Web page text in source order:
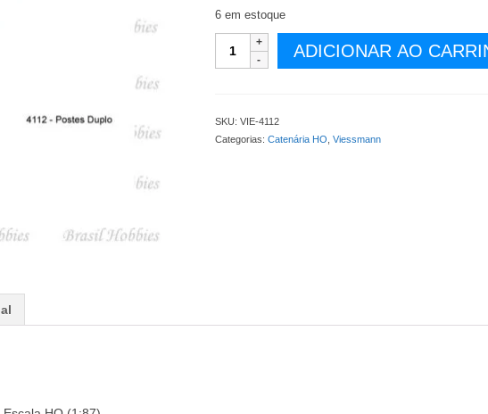
6 em estoque
para
Dupla
-
ADICIONAR AO
SKU: VIE-4112
Categorias: Catenária HO Viessmann